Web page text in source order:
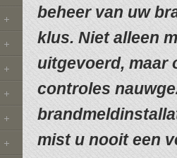
beheer van uw
klus. Niet alleen
uitgevoerd, maar
controles
mist u nooit een